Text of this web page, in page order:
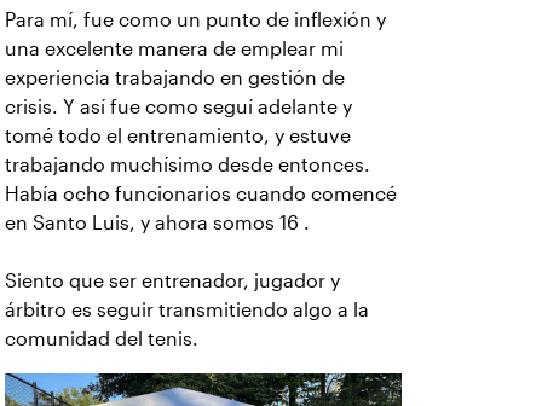
Para mí, fue como un punto de inflexión y
una excelente manera de emplear mi
experiencia trabajando en gestión de
crisis. Y así fue como seguí adelante y
tomé todo el entrenamiento, y estuve
trabajando muchísimo desde entonces.
Había ocho funcionarios cuando comencé
en Santo Luis, y ahora somos 16 .
Siento que ser entrenador, jugador y
árbitro es seguir transmitiendo algo a la
comunidad del tenis.